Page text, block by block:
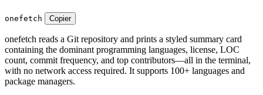
onefetch Copier
onefetch reads a Git repository and prints a styled summary card
containing the dominant programming languages, license, LOC
count, commit frequency, and top contributors—all in the terminal,
with no network access required. It supports 100+ languages and
package managers.